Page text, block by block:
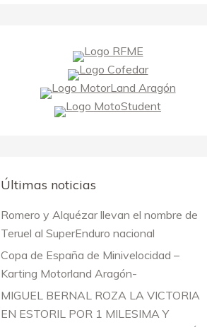
Últimas noticias
Romero y Alquézar llevan el nombre de
Teruel al SuperEnduro nacional
Copa de España de Minivelocidad –
Karting Motorland Aragón-
MIGUEL BERNAL ROZA LA VICTORIA
EN ESTORIL POR 1 MILESIMA Y